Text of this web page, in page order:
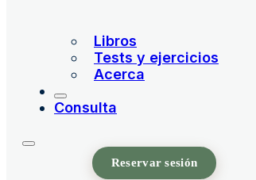
Libros
Tests y ejercicios
Acerca
Consulta
Reservar sesión